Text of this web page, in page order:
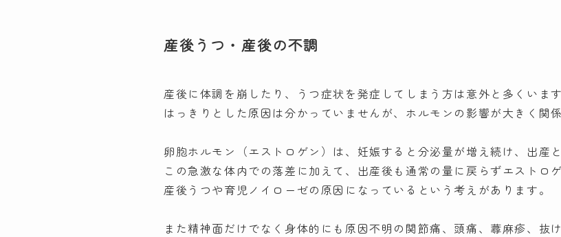
産後うつ・産後の不調
産後に体調を崩したり、うつ症状を発症してしまう方は意外と多くいます
はっきりとした原因は分かっていませんが、ホルモンの影響が大きく関
卵胞ホルモン（エストロゲン）は、妊娠すると分泌量が増え続け、出産
この急激な体内での落差に加えて、出産後も通常の量に戻らずエストロ
産後うつや育児ノイローゼの原因になっているという考えがあります。
また精神面だけでなく身体的にも原因不明の関節痛、頭痛、蕁麻疹、抜